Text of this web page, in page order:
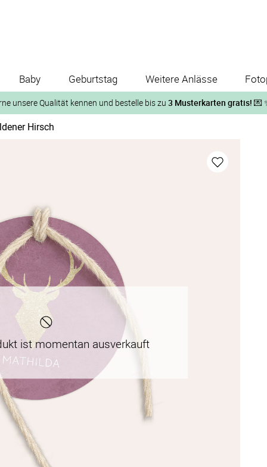
Baby Geburtstag Weitere Anlässe
unsere Qualität kennen und bestelle bis zu 3 Musterkarten gratis! 💌
auf der jeweiligen Produktseite und lasse Dir die Karten
Hirsch
ist momentan ausverkauft